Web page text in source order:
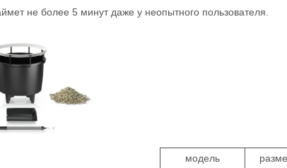
не более 5 минут даже у неопытного пользователя.
модель